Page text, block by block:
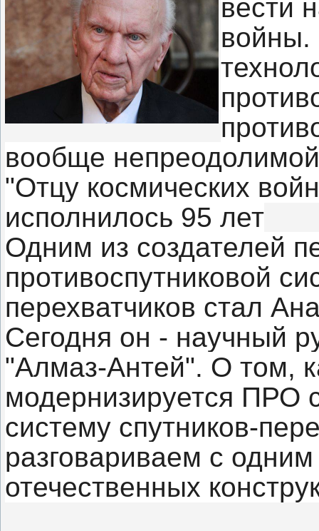
вести
войны.
вообще
"Отцу космических
исполнилось 95 лет
Одним из создателей
противоспутниковой
перехватчиков стал
Сегодня он - научный
"Алмаз-Антей". О том,
модернизируется ПРО
систему спутников-
разговариваем с
отечественных